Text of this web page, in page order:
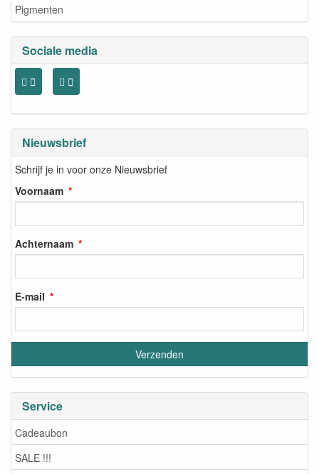
Pigmenten
Sociale media
Nieuwsbrief
Schrijf je in voor onze Nieuwsbrief
Voornaam
Achternaam
E-mail
Service
Cadeaubon
SALE !!!